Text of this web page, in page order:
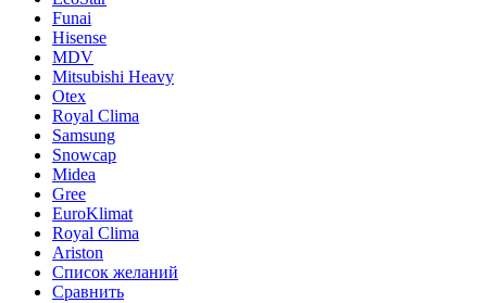
Funai
Hisense
MDV
Mitsubishi Heavy
Otex
Royal Clima
Samsung
Snowcap
Midea
Gree
EuroKlimat
Royal Clima
Ariston
Список желаний
Сравнить